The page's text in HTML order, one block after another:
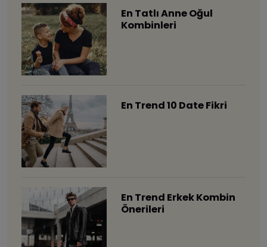
En Tatlı Anne Oğul
Kombinleri
En Trend 10 Date Fikri
En Trend Erkek Kombin
Önerileri